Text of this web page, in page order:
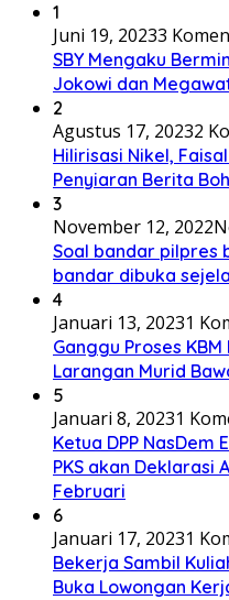
1
Juni 19, 20233
SBY Mengaku
Jokowi dan
2
Agustus 17, 20232
Hilirisasi Nikel,
Penyiaran Berita
3
November 12, 2022
Soal bandar pilpres
bandar dibuka
4
Januari 13, 20231
Ganggu Proses
Larangan Murid
5
Januari 8, 20231
Ketua DPP
PKS akan Deklarasi
Februari
6
Januari 17, 20231
Bekerja Sambil
Buka Lowongan